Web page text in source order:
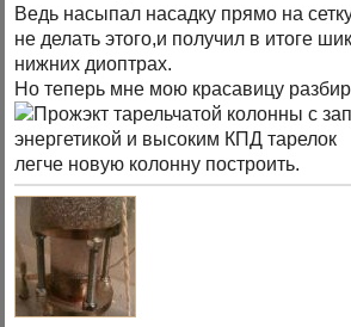
Ведь насыпал насадку прямо на
не делать этого,и получил в итоге
нижних диоптрах.
Но теперь мне мою красавицу
легче новую колонну построить.